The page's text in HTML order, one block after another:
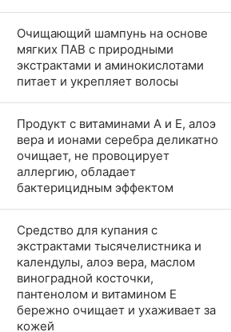
Очищающий шампунь на основе
мягких ПАВ с природными
экстрактами и аминокислотами
питает и укрепляет волосы
Продукт с витаминами A и E, алоэ
вера и ионами серебра деликатно
очищает, не провоцирует
аллергию, обладает
бактерицидным эффектом
Средство для купания с
экстрактами тысячелистника и
календулы, алоэ вера, маслом
виноградной косточки,
пантенолом и витамином Е
бережно очищает и ухаживает за
кожей